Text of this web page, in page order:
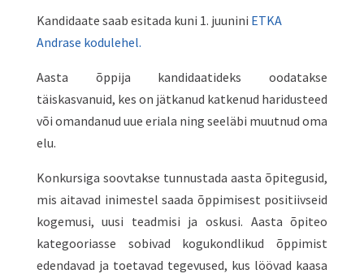
Kandidaate saab esitada kuni 1. juunini ETKA
Andrase kodulehel.
Aasta õppija kandidaatideks oodatakse
täiskasvanuid, kes on jätkanud katkenud haridusteed
või omandanud uue eriala ning seeläbi muutnud oma
elu.
Konkursiga soovtakse tunnustada aasta õpitegusid,
mis aitavad inimestel saada õppimisest positiivseid
kogemusi, uusi teadmisi ja oskusi. Aasta õpiteo
kategooriasse sobivad kogukondlikud õppimist
edendavad ja toetavad tegevused, kus löövad kaasa